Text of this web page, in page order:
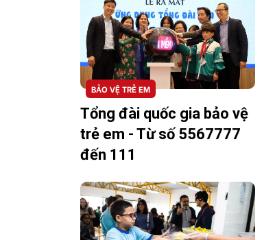
BẢO VỆ TRẺ EM
Tổng đài quốc gia bảo vệ
trẻ em - Từ số 5567777
đến 111